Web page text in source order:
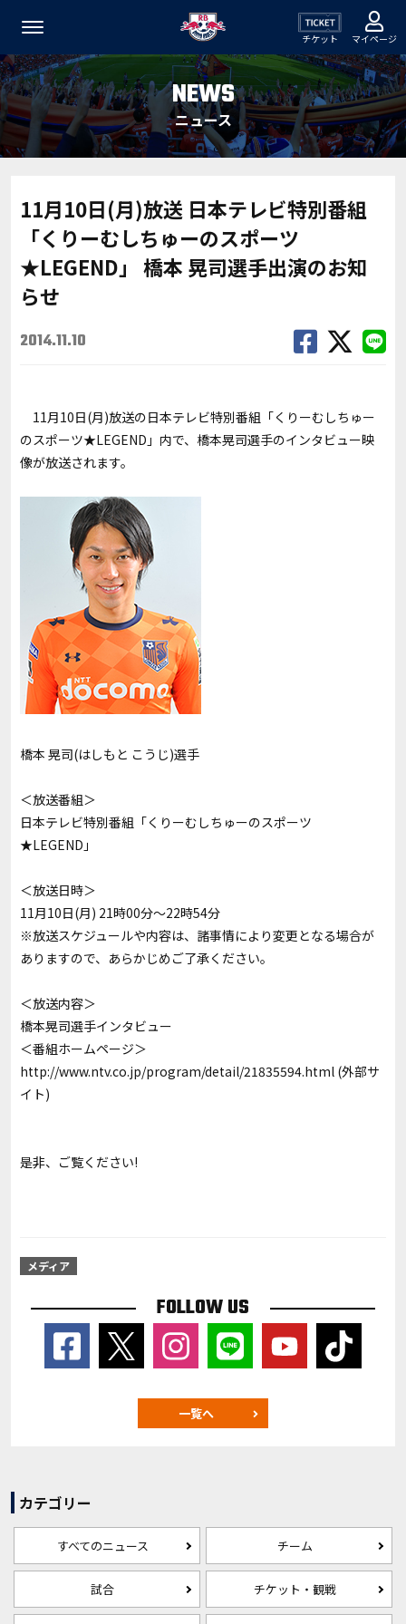
チケット マイページ
NEWS
ニュース
11月10日(月)放送 日本テレビ特別番組
「くりーむしちゅーのスポーツ
★LEGEND」 橋本 晃司選手出演のお知
らせ
2014.11.10
11月10日(月)放送の日本テレビ特別番組「くりーむしちゅー
のスポーツ★LEGEND」内で、橋本晃司選手のインタビュー映
像が放送されます。
橋本 晃司(はしもと こうじ)選手
＜放送番組＞
日本テレビ特別番組「くりーむしちゅーのスポーツ
★LEGEND」
＜放送日時＞
11月10日(月) 21時00分～22時54分
※放送スケジュールや内容は、諸事情により変更となる場合が
ありますので、あらかじめご了承ください。
＜放送内容＞
橋本晃司選手インタビュー
＜番組ホームページ＞
http://www.ntv.co.jp/program/detail/21835594.html (外部サ
イト)
是非、ご覧ください!
メディア
FOLLOW US
一覧へ
カテゴリー
すべてのニュース チーム
試合 チケット・観戦